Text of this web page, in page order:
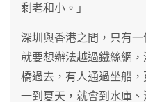
剩老和小。」
深圳與香港之間，只有
就要想辦法越過鐵絲網
橋過去，有人通過坐船
一到夏天，就會到水庫